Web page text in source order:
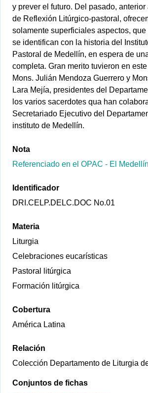
y prever el futuro. Del pasado, anterior
de Reflexión Litúrgico-pastoral,
solamente superficiales aspectos, que
se identifican con la historia del
Pastoral de Medellín, en espera de
completa. Gran merito tuvieron en
Mons. Julián Mendoza Guerrero y
Lara Mejía, presidentes del
los varios sacerdotes qua han
Secretariado Ejecutivo del
instituto de Medellín.
Nota
Referenciado en el OPAC - El
Identificador
DRI.CELP.DELC.DOC No.01
Materia
Liturgia
Celebraciones eucarísticas
Pastoral litúrgica
Formación litúrgica
Cobertura
América Latina
Relación
Colección Departamento de Liturgia
Conjuntos de fichas